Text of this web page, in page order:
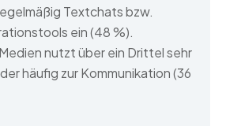
Textchats bzw.
ein (48 %).
nutzt über ein Drittel sehr
häufig zur Kommunikation (36